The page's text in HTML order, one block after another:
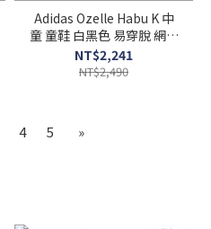
Adidas Ozelle Habu K 中
童 童鞋 白黑色 易穿脫 網眼
透氣 休閒 運動 慢跑鞋
HP3624
NT$2,241
NT$2,490
4 5 »